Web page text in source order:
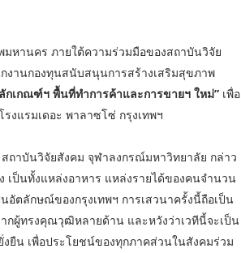
มหานคร ภายใต้ความร่วมมือของสถาบันวิจัย
านกองทุนสนับสนุนการสร้างเสริมสุขภาพ
กเกณฑ์ฯ พื้นที่ทำการค้าและการขายฯ ใหม่” เพื่อ
แรมเดอะ พาลาซโซ่ กรุงเทพฯ
ถาบันวิจัยสังคม จุฬาลงกรณ์มหาวิทยาลัย กล่าว
เป็นทั้งแหล่งอาหาร แหล่งรายได้ของคนจำนวน
ตลักษณ์ของกรุงเทพฯ การเสวนาครั้งนี้ถือเป็น
กผู้ทรงคุณวุฒิหลายด้าน และหวังว่าเวทีนี้จะเป็น
น เพื่อประโยชน์ของทุกภาคส่วนในสังคมร่วม